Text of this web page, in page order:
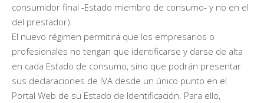
consumidor final -Estado miembro de consumo- y no en el
del prestador).
El nuevo régimen permitirá que los empresarios o
profesionales no tengan que identificarse y darse de alta
en cada Estado de consumo, sino que podrán presentar
sus declaraciones de IVA desde un único punto en el
Portal Web de su Estado de Identificación. Para ello,